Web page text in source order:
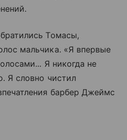
Томасы,
мальчика. «Я впервые
Я никогда не
Я словно чистил
барбер Джеймс